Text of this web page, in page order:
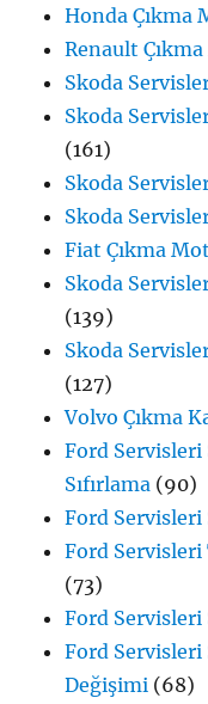
Honda Çıkma
Renault
Skoda
Skoda
(161)
Skoda
Skoda
Fiat Çıkma
Skoda
(139)
Skoda
(127)
Volvo Çıkma
Ford Servisleri
Sıfırlama (90)
Ford Servisleri
Ford
(73)
Ford Servisleri
Ford Servisleri
Değişimi (68)